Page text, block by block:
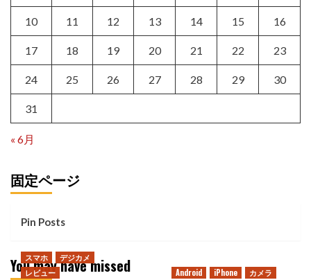
10 11 12 13 14 15 16
17 18 19 20 21 22 23
24 25 26 27 28 29 30
31
« 6月
固定ページ
Pin Posts
You may have missed
スマホ
デジカメ
レビュー
Android iPhone カメラ